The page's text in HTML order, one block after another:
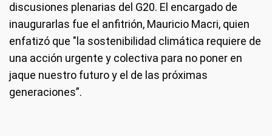
discusiones plenarias del G20. El encargado de
inaugurarlas fue el anfitrión, Mauricio Macri, quien
enfatizó que "la sostenibilidad climática requiere de
una acción urgente y colectiva para no poner en
jaque nuestro futuro y el de las próximas
generaciones”.